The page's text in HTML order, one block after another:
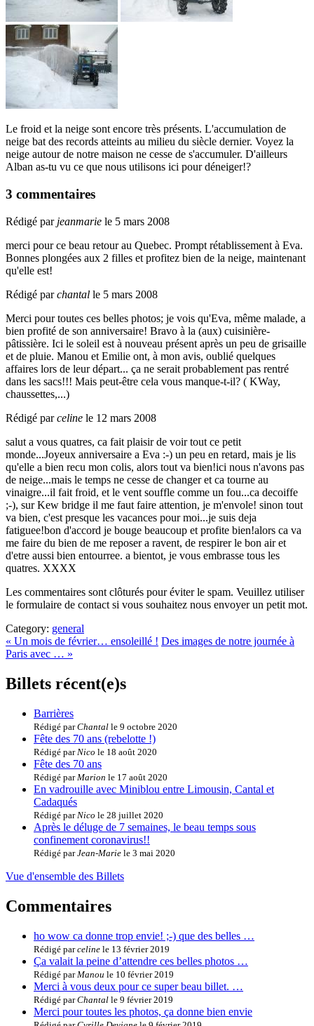
Le froid et la neige sont encore très présents. L'accumulation de
neige bat des records atteints au milieu du siècle dernier. Voyez la
neige autour de notre maison ne cesse de s'accumuler. D'ailleurs
Alban as-tu vu ce que nous utilisons ici pour déneiger!?
3 commentaires
Rédigé par jeanmarie le 5 mars 2008
merci pour ce beau retour au Quebec. Prompt rétablissement à Eva.
Bonnes plongées aux 2 filles et profitez bien de la neige, maintenant
qu'elle est!
Rédigé parchantal le 5 mars 2008
Merci pour toutes ces belles photos; je vois qu'Eva, même malade, a
bien profité de son anniversaire! Bravo à la (aux) cuisinière-
pâtissière. Ici le soleil est à nouveau présent après un peu de grisaille
et de pluie. Manou et Emilie ont, à mon avis, oublié quelques
affaires lors de leur départ... ça ne serait probablement pas rentré
dans les sacs!!! Mais peut-être cela vous manque-t-il? ( KWay,
chaussettes,...)
Rédigé parceline le 12 mars 2008
salut a vous quatres, ca fait plaisir de voir tout ce petit
monde...Joyeux anniversaire a Eva :-) un peu en retard, mais je lis
qu'elle a bien recu mon colis, alors tout va bien!ici nous n'avons pas
de neige...mais le temps ne cesse de changer et ca tourne au
vinaigre...il fait froid, et le vent souffle comme un fou...ca decoiffe
;-), sur Kew bridge il me faut faire attention, je m'envole! sinon tout
va bien, c'est presque les vacances pour moi...je suis deja
fatiguee!bon d'accord je bouge beaucoup et profite bien!alors ca va
me faire du bien de me reposer a ravent, de respirer le bon air et
d'etre aussi bien entourree. a bientot, je vous embrasse tous les
quatres. XXXX
Les commentaires sont clôturés pour éviter le spam. Veuillez utiliser
le formulaire de contact si vous souhaitez nous envoyer un petit mot.
Category: general
« Un mois de février… ensoleillé ! Des images de notre journée à
Paris avec … »
Billets récent(e)s
Barrières
Rédigé parChantal le 9 octobre 2020
Fête des 70 ans (rebelotte !)
Rédigé par Nico le 18 août 2020
Fête des 70 ans
Rédigé par Marion le 17 août 2020
En vadrouille avec Miniblou entre Limousin, Cantal et
Cadaqués
Rédigé par Nico le 28 juillet 2020
Après le déluge de 7 semaines, le beau temps sous
confinement coronavirus!!
Rédigé parJean-Marie le 3 mai 2020
Vue d'ensemble des Billets
Commentaires
ho wow ca donne trop envie! ;-) que des belles …
Rédigé parceline le 13 février 2019
Ça valait la peine d’attendre ces belles photos …
Rédigé par Manou le 10 février 2019
Merci à vous deux pour ce super beau billet. …
Rédigé parChantal le 9 février 2019
Merci pour toutes les photos, ça donne bien envie